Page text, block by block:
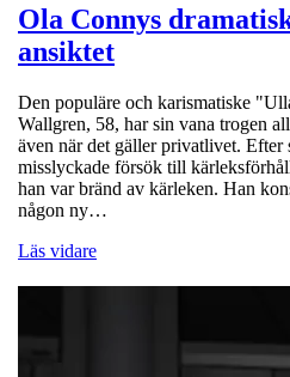
Ola Connys
ansiktet
Den populäre och karismatiske
Wallgren, 58, har sin vana trogen
även när det gäller privatlivet. Efter
misslyckade försök till
han var bränd av kärleken. Han
någon ny…
Läs vidare